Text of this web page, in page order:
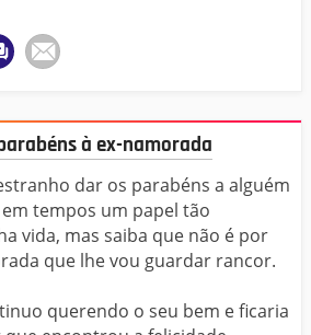
à ex-namorada
dar os parabéns a alguém
tempos um papel tão
vida, mas saiba que não é por
que lhe vou guardar rancor.
querendo o seu bem e ficaria